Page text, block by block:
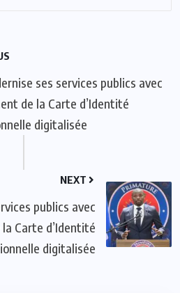
ses services publics avec
de la Carte d’Identité
digitalisée
NEXT
publics avec
Carte d’Identité
digitalisée